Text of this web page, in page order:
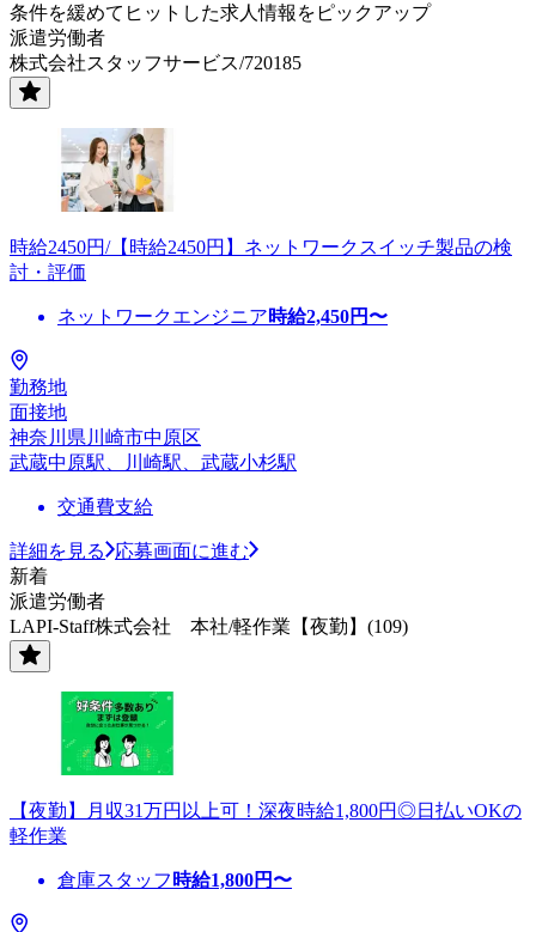
条件を緩めてヒットした求人情報をピックアップ
派遣労働者
株式会社スタッフサービス/720185
時給2450円/【時給2450円】ネットワークスイッチ製品の検
討・評価
ネットワークエンジニア時給2,450円〜
勤務地
面接地
神奈川県川崎市中原区
武蔵中原駅、川崎駅、武蔵小杉駅
交通費支給
詳細を見る
応募画面に進む
新着
派遣労働者
LAPI-Staff株式会社 本社/軽作業【夜勤】(109)
【夜勤】月収31万円以上可！深夜時給1,800円◎日払いOKの
軽作業
倉庫スタッフ 時給1,800円〜